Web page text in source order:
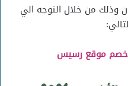
وذلك من خلال التوجه الي
خصم موقع رسيس